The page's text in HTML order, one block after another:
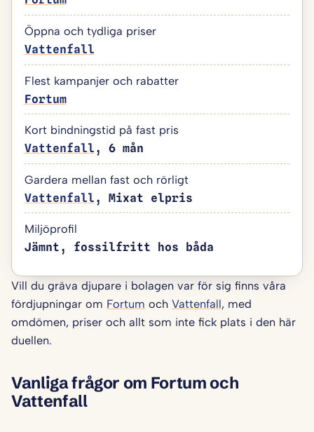
Öppna och tydliga priser
Vattenfall
Flest kampanjer och rabatter
Fortum
Kort bindningstid på fast pris
Vattenfall , 6 mån
Gardera mellan fast och rörligt
Vattenfall , Mixat elpris
Miljöprofil
Jämnt, fossilfritt hos båda
Vill du gräva djupare i bolagen var för sig finns våra
fördjupningar om Fortum och Vattenfall, med
omdömen, priser och allt som inte fick plats i den här
duellen.
Vanliga frågor om Fortum och
Vattenfall